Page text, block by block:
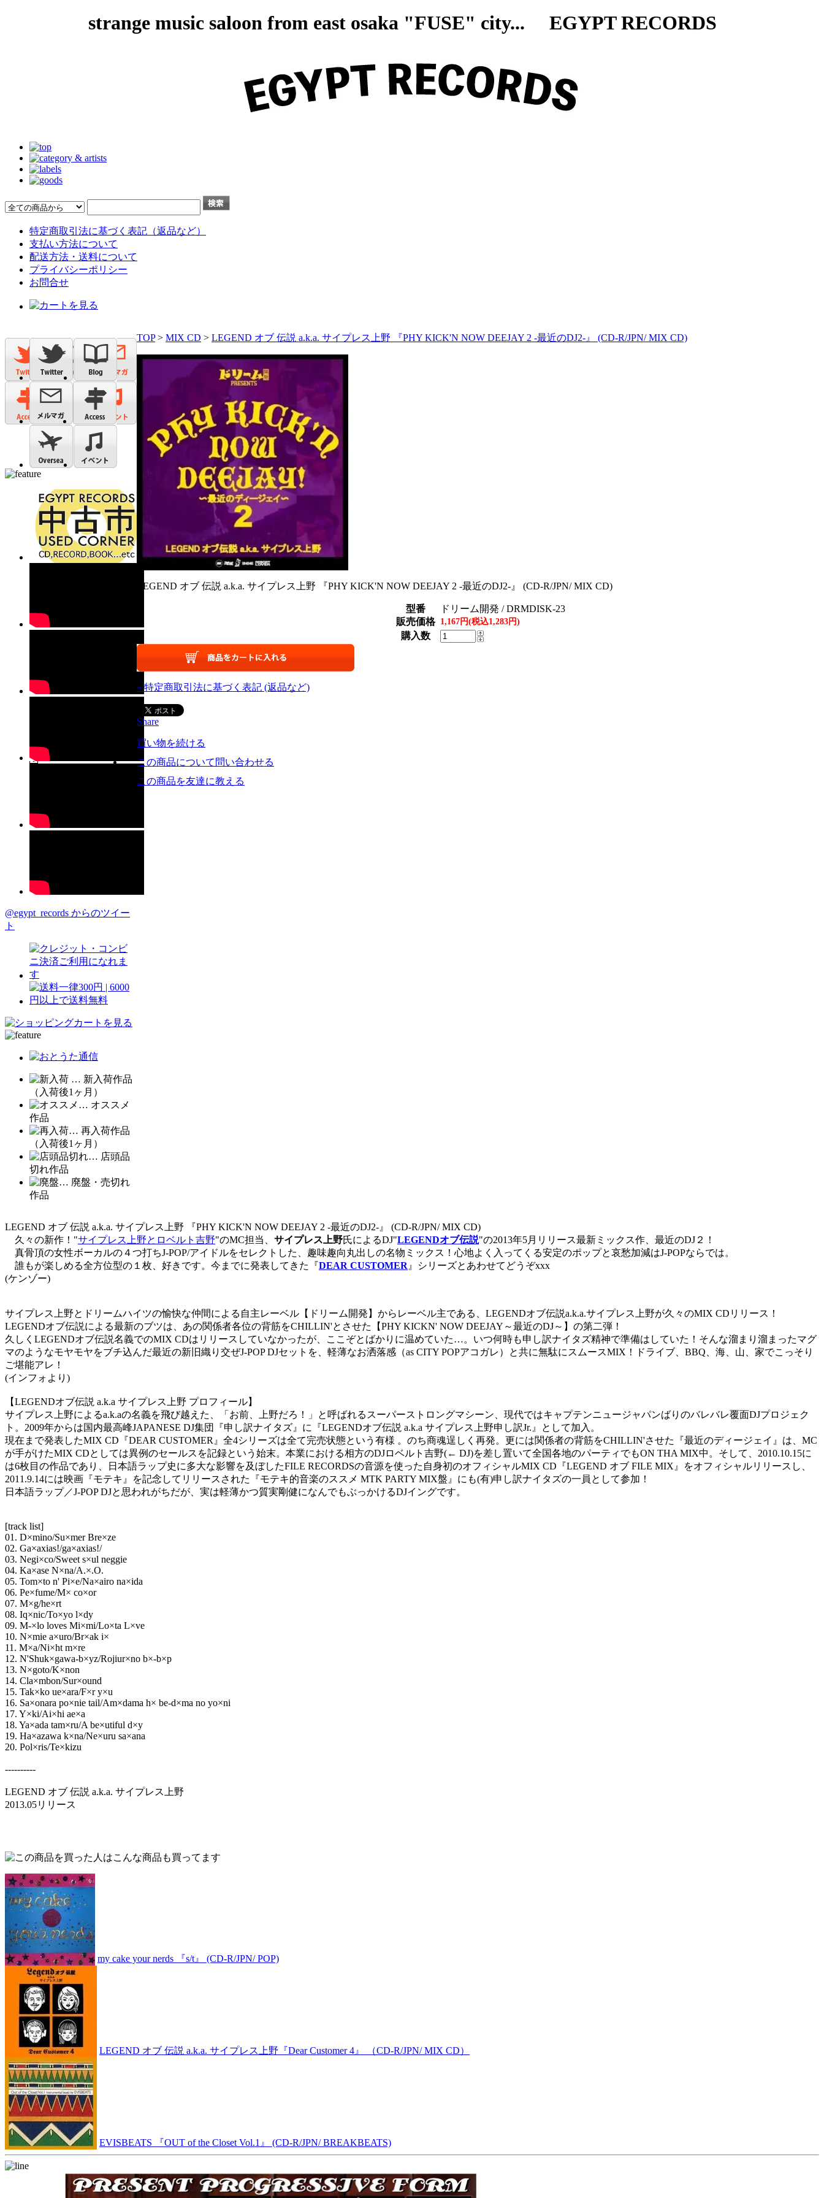
strange music saloon from east osaka "FUSE" city... EGYPT RECORDS
特定商取引法に基づく表記（返品など）
支払い方法について
配送方法・送料について
プライバシーポリシー
お問合せ
@egypt_records からのツイー
ト
… 新入荷作品
（入荷後1ヶ月）
… オススメ
作品
… 再入荷作品
（入荷後1ヶ月）
… 店頭品
切れ作品
… 廃盤・売切れ
作品
TOP> MIX CD > LEGEND オブ 伝説 a.k.a. サイプレス上野 『PHY KICK'N NOW DEEJAY 2 -最近のDJ2-』 (CD-R/JPN/ MIX CD)
LEGEND オブ 伝説 a.k.a. サイプレス上野 『PHY KICK'N NOW DEEJAY 2 -最近のDJ2-』 (CD-R/JPN/ MIX CD)
型番
ドリーム開発 / DRMDISK-23
販売価格
1,167円(税込1,283円)
購入数
» 特定商取引法に基づく表記 (返品など)
Share
買い物を続ける
この商品について問い合わせる
この商品を友達に教える
LEGEND オブ 伝説 a.k.a. サイプレス上野 『PHY KICK'N NOW DEEJAY 2 -最近のDJ2-』 (CD-R/JPN/ MIX CD)
久々の新作！"サイプレス上野とロベルト吉野"のMC担当、 サイプレス上野氏によるDJ"LEGENDオブ伝説"の2013年5月リリース最新ミックス作、最近のDJ２！
真骨頂の女性ボーカルの４つ打ちJ-POP/アイドルをセレクトした、趣味趣向丸出しの名物ミックス！心地よく入ってくる安定のポップと哀愁加減はJ-POPならでは。
誰もが楽しめる全方位型の１枚、好きです。今までに発表してきた『DEAR CUSTOMER 』シリーズとあわせてどうぞxxx
(ケンゾー)
サイプレス上野とドリームハイツの愉快な仲間による自主レーベル【ドリーム開発】からレーベル主である、LEGENDオブ伝説a.k.a.サイプレス上野が久々のMIX CDリリース！
LEGENDオブ伝説による最新のブツは、あの関係者各位の背筋をCHILLIN'とさせた【PHY KICKN' NOW DEEJAY～最近のDJ～】の第二弾！
久しくLEGENDオブ伝説名義でのMIX CDはリリースしていなかったが、ここぞとばかりに温めていた…。いつ何時も申し訳ナイタズ精神で準備はしていた！そんな溜まり溜まったマグ
マのようなモヤモヤをブチ込んだ最近の新旧織り交ぜJ-POP DJセットを、軽薄なお洒落感（as CITY POPアコガレ）と共に無駄にスムースMIX！ドライブ、BBQ、海、山、家でこっそり
ご堪能アレ！
(インフォより)
【LEGENDオブ伝説 a.k.a サイプレス上野 プロフィール】
サイプレス上野によるa.k.aの名義を飛び越えた、「お前、上野だろ！」と呼ばれるスーパーストロングマシーン、現代ではキャプテンニュージャパンばりのバレバレ覆面DJプロジェク
ト。2009年からは国内最高峰JAPANESE DJ集団『申し訳ナイタズ』に『LEGENDオブ伝説 a.k.a サイプレス上野申し訳Jr.』として加入。
現在まで発表したMIX CD『DEAR CUSTOMER』全4シリーズは全て完売状態という有様 。のち商魂逞しく再発。更には関係者の背筋をCHILLIN'させた『最近のディージェイ』は、MC
が手がけたMIX CDとしては異例のセールスを記録という始末。本業における相方のDJロベルト吉野(← DJ)を差し置いて全国各地のパーティでもON THA MIX中。そして、2010.10.15に
は6枚目の作品であり、日本語ラップ史に多大な影響を及ぼしたFILE RECORDSの音源を使った自身初のオフィシャルMIX CD『LEGEND オブ FILE MIX』をオフィシャルリリースし、
2011.9.14には映画『モテキ』を記念してリリースされた『モテキ的音楽のススメ MTK PARTY MIX盤』にも(有)申し訳ナイタズの一員として参加！
日本語ラップ／J-POP DJと思われがちだが、実は軽薄かつ質実剛健になんでもぶっかけるDJイングです。
[track list]
01. D×mino/Su×mer Bre×ze
02. Ga×axias!/ga×axias!/
03. Negi×co/Sweet s×ul neggie
04. Ka×ase N×na/A.×.O.
05. Tom×to n' Pi×e/Na×airo na×ida
06. Pe×fume/M× co×or
07. M×g/he×rt
08. Iq×nic/To×yo l×dy
09. M-×lo loves Mi×mi/Lo×ta L×ve
10. N×mie a×uro/Br×ak i×
11. M×a/Ni×ht m×re
12. N'Shuk×gawa-b×yz/Rojiur×no b×-b×p
13. N×goto/K×non
14. Cla×mbon/Sur×ound
15. Tak×ko ue×ara/F×r y×u
16. Sa×onara po×nie tail/Am×dama h× be-d×ma no yo×ni
17. Y×ki/Ai×hi ae×a
18. Ya×ada tam×ru/A be×utiful d×y
19. Ha×azawa k×na/Ne×uru sa×ana
20. Pol×ris/Te×kizu
----------
LEGEND オブ 伝説 a.k.a. サイプレス上野
2013.05リリース
my cake your nerds 『s/t』 (CD-R/JPN/ POP)
LEGEND オブ 伝説 a.k.a. サイプレス上野『Dear Customer 4』 （CD-R/JPN/ MIX CD）
EVISBEATS 『OUT of the Closet Vol.1』 (CD-R/JPN/ BREAKBEATS)